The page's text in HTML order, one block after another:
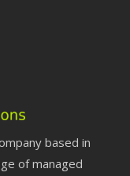
based in
of managed